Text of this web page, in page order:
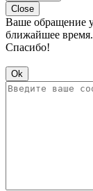
Close
Ваше обращение
ближайшее время.
Спасибо!
Ok